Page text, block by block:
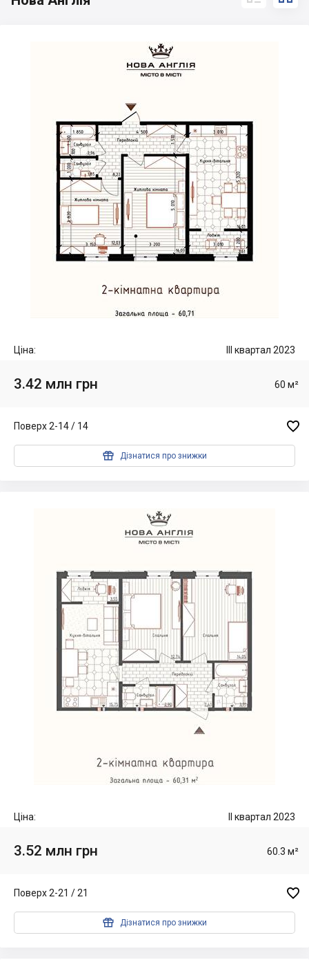
Ціна: III квартал 2023
3.42 млн грн 60 м²
Поверх 2-14 / 14 
 Дізнатися про знижки
Ціна: II квартал 2023
3.52 млн грн 60.3 м²
Поверх 2-21 / 21 
 Дізнатися про знижки